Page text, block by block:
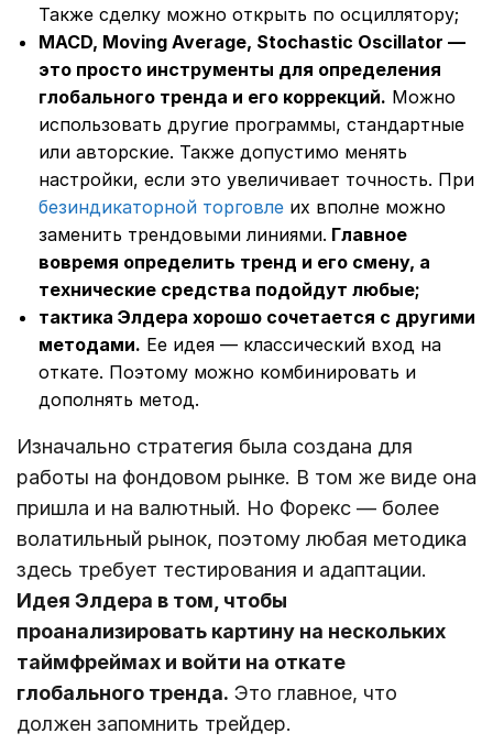
Также сделку можно открыть по осциллятору;
MACD, Moving Average, Stochastic Oscillator —
это просто инструменты для определения
глобального тренда и его коррекций. Можно
использовать другие программы, стандартные
или авторские. Также допустимо менять
настройки, если это увеличивает точность. При
безиндикаторной торговле их вполне можно
заменить трендовыми линиями. Главное
вовремя определить тренд и его смену, а
технические средства подойдут любые;
тактика Элдера хорошо сочетается с другими
методами. Ее идея ― классический вход на
откате. Поэтому можно комбинировать и
дополнять метод.
Изначально стратегия была создана для
работы на фондовом рынке. В том же виде она
пришла и на валютный. Но Форекс ― более
волатильный рынок, поэтому любая методика
здесь требует тестирования и адаптации.
Идея Элдера в том, чтобы
проанализировать картину на нескольких
таймфреймах и войти на откате
глобального тренда. Это главное, что
должен запомнить трейдер.